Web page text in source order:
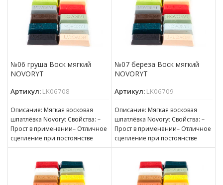
№06 груша Воск мягкий
NOVORYT
Артикул: LK06708
Описание: Мягкая восковая
шпатлёвка Novoryt Свойства: –
Прост в применении– Отличное
сцепление при постоянстве
консистенции– Готов к
№07 береза Воск мягкий
NOVORYT
Артикул: LK06709
Описание: Мягкая восковая
шпатлёвка Novoryt Свойства: –
Прост в применении– Отличное
сцепление при постоянстве
консистенции– Готов к